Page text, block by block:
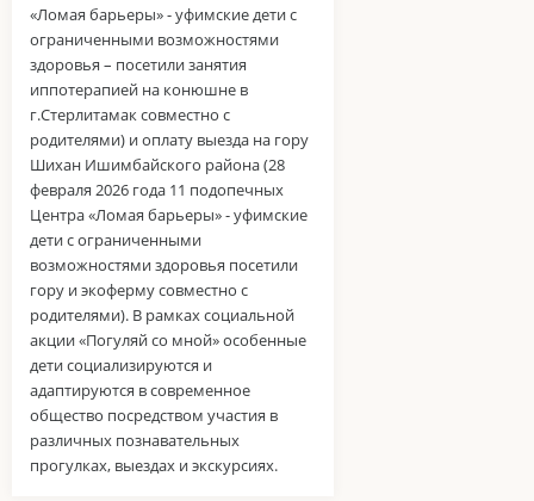
«Ломая барьеры» - уфимские дети с
ограниченными возможностями
здоровья – посетили занятия
иппотерапией на конюшне в
г.Стерлитамак совместно с
родителями) и оплату выезда на гору
Шихан Ишимбайского района (28
февраля 2026 года 11 подопечных
Центра «Ломая барьеры» - уфимские
дети с ограниченными
возможностями здоровья посетили
гору и экоферму совместно с
родителями). В рамках социальной
акции «Погуляй со мной» особенные
дети социализируются и
адаптируются в современное
общество посредством участия в
различных познавательных
прогулках, выездах и экскурсиях.